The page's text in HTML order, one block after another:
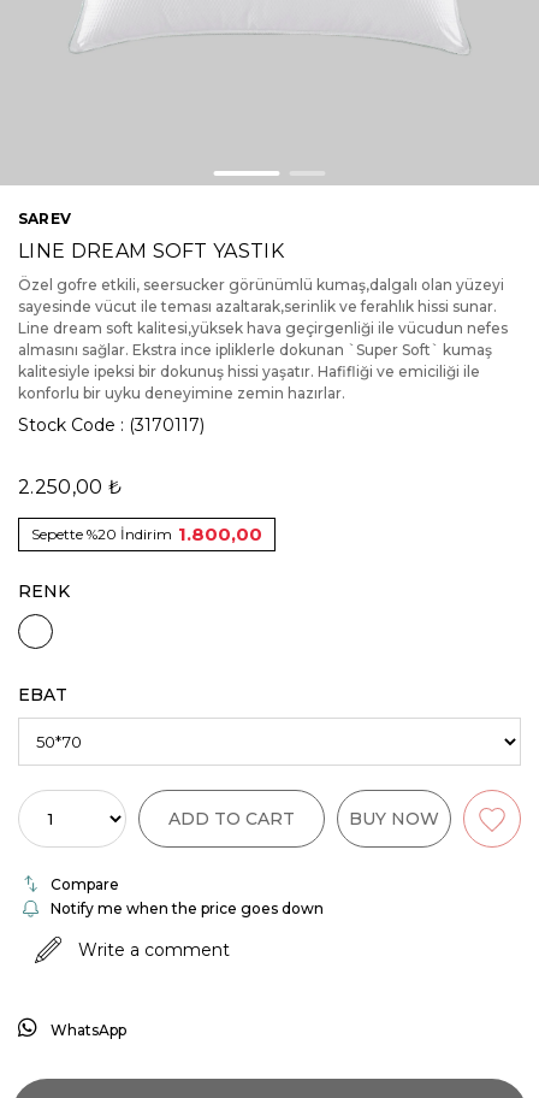
SAREV
LINE DREAM SOFT YASTIK
Özel gofre etkili, seersucker görünümlü kumaş,dalgalı olan yüzeyi
sayesinde vücut ile teması azaltarak,serinlik ve ferahlık hissi sunar.
Line dream soft kalitesi,yüksek hava geçirgenliği ile vücudun nefes
almasını sağlar. Ekstra ince ipliklerle dokunan `Super Soft` kumaş
kalitesiyle ipeksi bir dokunuş hissi yaşatır. Hafifliği ve emiciliği ile
konforlu bir uyku deneyimine zemin hazırlar.
Stock Code (3170117)
2.250,00 ₺
Sepette %20 İndirim 1.800,00
RENK
EBAT
Compare
Notify me when the price goes down
Write a comment
WhatsApp